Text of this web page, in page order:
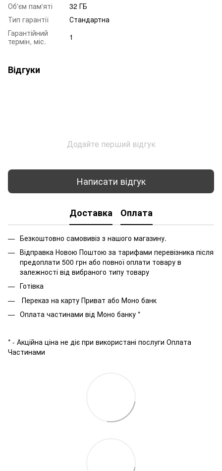
Об'єм пам'яті
32 ГБ
Тип гарантії
Стандартна
Гарантійний
термін, міс.
1
Відгуки
Додайте перший відгук
Написати відгук
Доставка Оплата
Безкоштовно самовивіз з нашого магазину.
Відправка Новою Поштою за тарифами перевізника після
предоплати 500 грн або повної оплати товару в
залежності від вибраного типу товару
Готівка
Переказ на карту Приват або Моно банк
Оплата частинами від Моно банку *
* - Акційна ціна не діє при використані послуги Оплата
Частинами